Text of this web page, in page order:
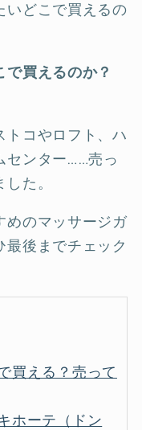
いどこで買えるの
買えるのか？
トコやロフト、ハ
センター……売っ
た。
めのマッサージガ
最後までチェック
買える？売って
ホーテ（ドン